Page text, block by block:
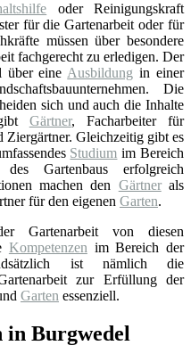
oder Reinigungskraft
für die Gartenarbeit oder für
müssen über besondere
fachgerecht zu erledigen. Der
über eine Ausbildung in einer
Die
sich und auch die Inhalte
Gärtner, Facharbeiter für
Ziergärtner. Gleichzeitig gibt es
Studium im Bereich
Gartenbaus erfolgreich
machen den Gärtnerals
für den eigenen Garten.
Gartenarbeit von diesen
Kompetenzen im Bereich der
ist nämlich die
zur Erfüllung der
Garten essenziell.
in Burgwedel